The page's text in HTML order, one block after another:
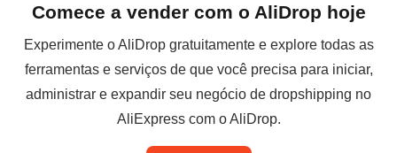
Comece a vender com o AliDrop hoje
Experimente o AliDrop gratuitamente e explore todas as
ferramentas e serviços de que você precisa para iniciar,
administrar e expandir seu negócio de dropshipping no
AliExpress com o AliDrop.